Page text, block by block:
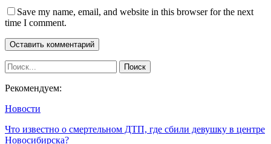
Save my name, email, and website in this browser for the next
time I comment.
Рекомендуем:
Новости
Что известно о смертельном ДТП, где сбили девушку в центре
Новосибирска?